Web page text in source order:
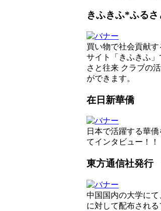
きふきふ*ふる
買い物で社会貢献
サイト「きふきふ」
さと往来 クラブの
ができます。
在日新華僑
日本で活躍する華
てインタビュー！！
東方通信社発行
中国国内の大学に
に対して配布され